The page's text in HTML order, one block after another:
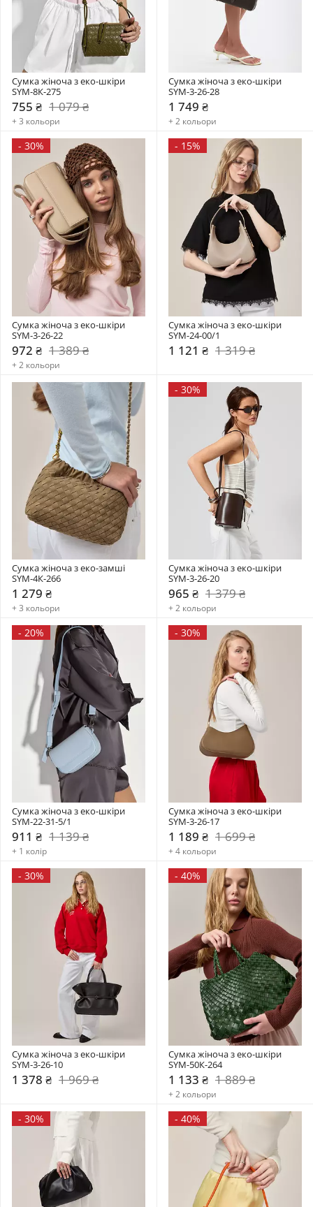
Сумка жіноча з еко-шкіри
SYM-8К-275
755 ₴ 1 079 ₴
+ 3 кольори
Сумка жіноча з еко-шкіри
SYM-3-26-28
1 749 ₴
+ 2 кольори
- 30%
Сумка жіноча з еко-шкіри
SYM-3-26-22
972 ₴ 1 389 ₴
+ 2 кольори
- 15%
Сумка жіноча з еко-шкіри
SYM-24-00/1
1 121 ₴ 1 319 ₴
Сумка жіноча з еко-замші
SYM-4К-266
1 279 ₴
+ 3 кольори
- 30%
Сумка жіноча з еко-шкіри
SYM-3-26-20
965 ₴ 1 379 ₴
+ 2 кольори
- 20%
Сумка жіноча з еко-шкіри
SYM-22-31-5/1
911 ₴ 1 139 ₴
+ 1 колір
- 30%
Сумка жіноча з еко-шкіри
SYM-3-26-17
1 189 ₴ 1 699 ₴
+ 4 кольори
- 30%
Сумка жіноча з еко-шкіри
SYM-3-26-10
1 378 ₴ 1 969 ₴
- 40%
Сумка жіноча з еко-шкіри
SYM-50К-264
1 133 ₴ 1 889 ₴
+ 2 кольори
- 30% - 40%